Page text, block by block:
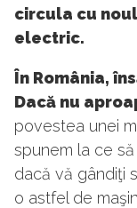
circula cu
electric.
În România,
Dacă nu
povestea unei
spunem la ce
dacă vă gândiţi
o astfel de